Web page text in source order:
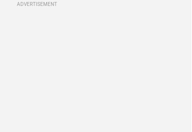
ADVERTISEMENT